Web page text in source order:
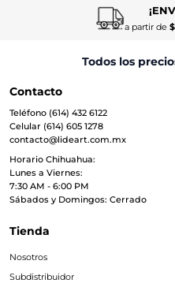
a partir de
Todos los
Contacto
Teléfono (614) 432 6122
Celular (614) 605 1278
contacto@lideart.com.mx
Horario Chihuahua:
Lunes a Viernes:
7:30 AM - 6:00 PM
Sábados y Domingos: Cerrado
Tienda
Nosotros
Subdistribuidor